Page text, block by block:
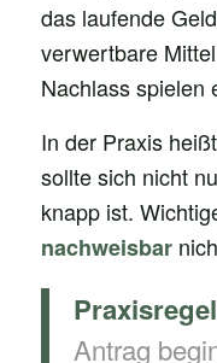
das laufende
verwertbare
Nachlass spielen
In der Praxis
sollte sich nicht
knapp ist.
nachweisbar
Antrag